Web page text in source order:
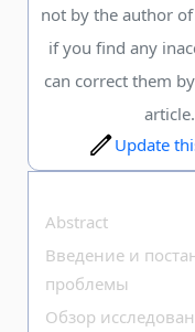
not by the author
if you find any
can correct them
article.
Update
Abstract
Введение и
проблемы
Обзор